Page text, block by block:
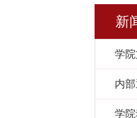
新
学
内
学